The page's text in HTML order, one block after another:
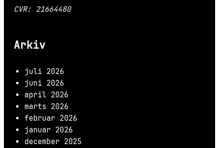
CVR: 21664480
Arkiv
juli 2026
juni 2026
april 2026
marts 2026
februar 2026
januar 2026
december 2025